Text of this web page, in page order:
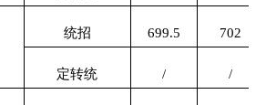
统招 699.5 702
定转统 / /